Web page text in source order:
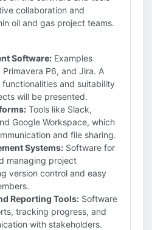
collaboration and
oil and gas project teams.
Software: Examples
P6, and Jira. A
and suitability
will be presented.
Tools like Slack,
Google Workspace, which
and file sharing.
Systems: Software for
managing project
version control and easy
Reporting Tools: Software
tracking progress, and
with stakeholders.